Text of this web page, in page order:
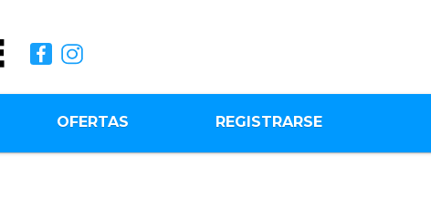
OFERTAS REGISTRARSE